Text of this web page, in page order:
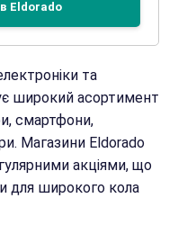
Eldorado
та
широкий асортимент
смартфони,
Магазини Eldorado
акціями, що
для широкого кола